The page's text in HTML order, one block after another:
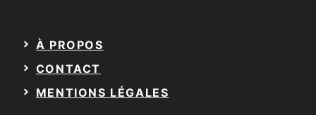
À PROPOS
CONTACT
MENTIONS LÉGALES